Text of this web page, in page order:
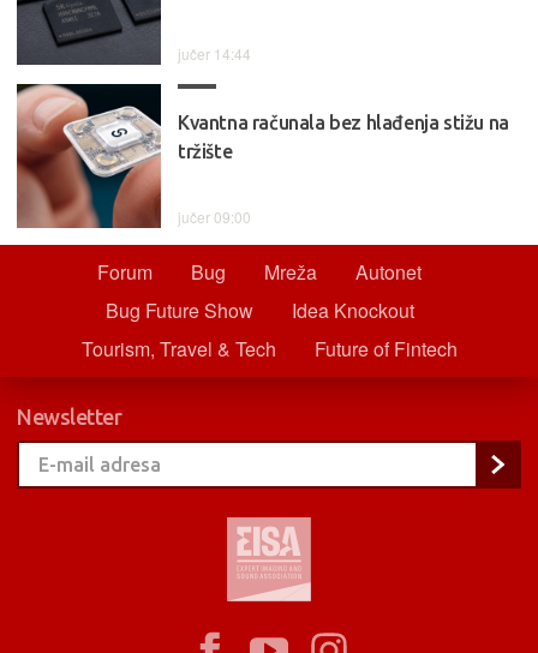
jučer 14:44
Kvantna računala bez hlađenja stižu na
tržište
jučer 09:00
Forum Bug Mreža
Autonet
Bug Future Show
Idea Knockout
Tourism, Travel & Tech
Future of Fintech
Newsletter